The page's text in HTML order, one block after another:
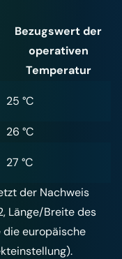
Bezugswert der
operativen
Temperatur
25 °C
26 °C
27 °C
der Nachweis
Länge/Breite des
die europäische